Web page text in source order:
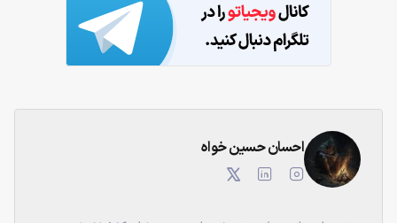
احسان حسین خواه